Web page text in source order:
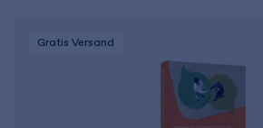
Gratis Versand